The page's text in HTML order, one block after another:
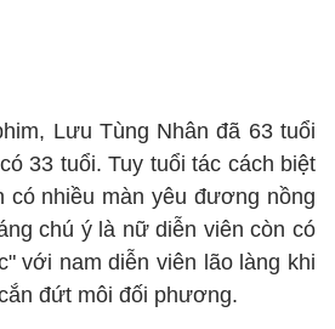
Lưu Tùng Nhân đã 63 tuổi
33 tuổi. Tuy tuổi tác cách biệt
có nhiều màn yêu đương nồng
chú ý là nữ diễn viên còn có
với nam diễn viên lão làng khi
đứt môi đối phương.